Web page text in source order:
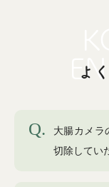
よ
大腸カメラ
切除してい